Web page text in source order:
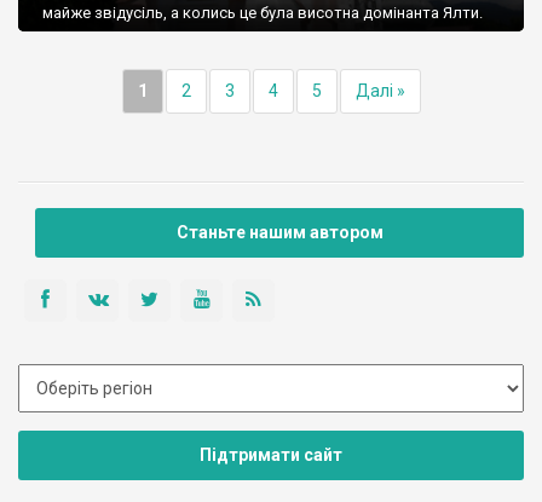
майже звідусіль, а колись це була висотна домінанта Ялти.
1 2 3 4 5 Далі »
Станьте нашим автором
Підтримати сайт